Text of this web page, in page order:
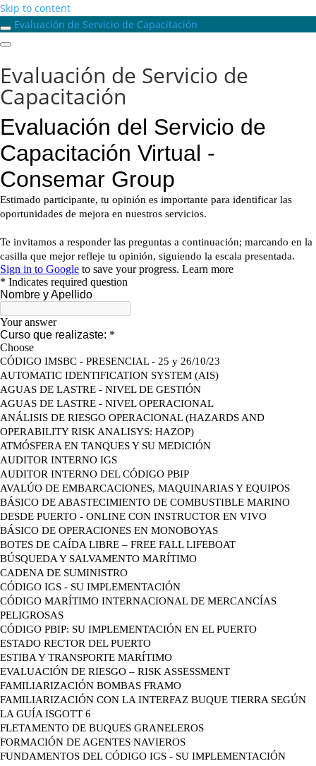
Skip to content
Evaluación de Servicio de Capacitación
Evaluación de Servicio de
Capacitación